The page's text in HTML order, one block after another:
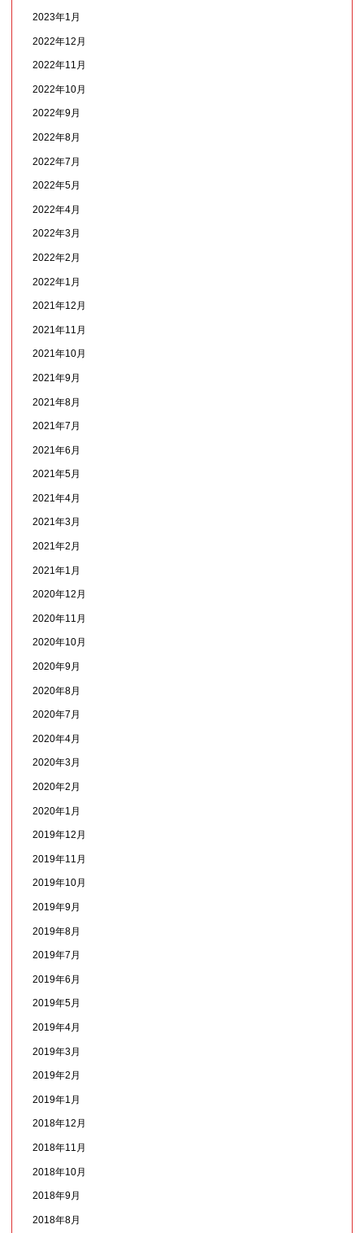
2023年1月
2022年12月
2022年11月
2022年10月
2022年9月
2022年8月
2022年7月
2022年5月
2022年4月
2022年3月
2022年2月
2022年1月
2021年12月
2021年11月
2021年10月
2021年9月
2021年8月
2021年7月
2021年6月
2021年5月
2021年4月
2021年3月
2021年2月
2021年1月
2020年12月
2020年11月
2020年10月
2020年9月
2020年8月
2020年7月
2020年4月
2020年3月
2020年2月
2020年1月
2019年12月
2019年11月
2019年10月
2019年9月
2019年8月
2019年7月
2019年6月
2019年5月
2019年4月
2019年3月
2019年2月
2019年1月
2018年12月
2018年11月
2018年10月
2018年9月
2018年8月